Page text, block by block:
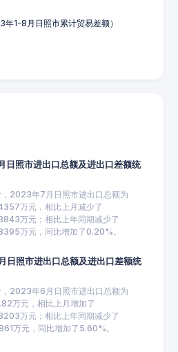
年1-8月日照市累计贸易差额）
日照市进出口总额及进出口差额统
，2023年7月日照市进出口总额为
万元，相比上月减少了
万元；相比上年同期减少了
万元，同比增加了0.20%。
日照市进出口总额及进出口差额统
，2023年6月日照市进出口总额为
万元，相比上月增加了
万元；相比上年同期减少了
万元，同比增加了5.60%。